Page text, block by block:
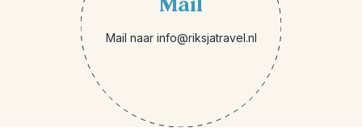
Mail naar info@riksjatravel.nl